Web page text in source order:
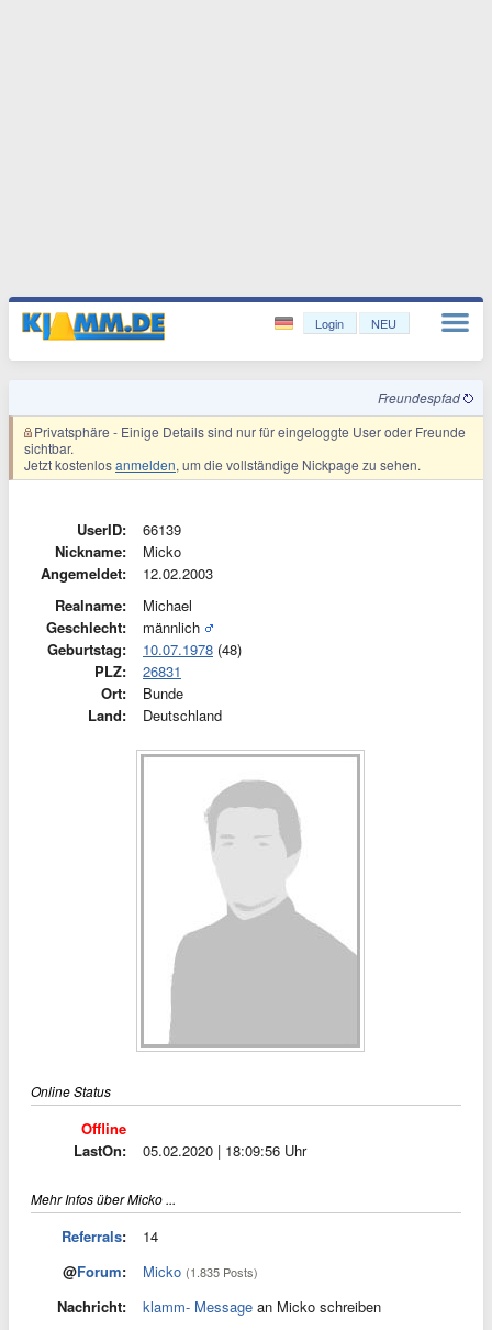
Login NEU
Freundespfad
Privatsphäre - Einige Details sind nur für eingeloggte User oder Freunde
sichtbar.
Jetzt kostenlosanmelden, um die vollständige Nickpage zu sehen.
UserID:
66139
Nickname:
Micko
Angemeldet:
12.02.2003
Realname:
Michael
Geschlecht:
männlich
Geburtstag:
10.07.1978 (48)
PLZ:
26831
Ort:
Bunde
Land:
Deutschland
Online Status
Offline
LastOn:
05.02.2020 | 18:09:56 Uhr
Mehr Infos über Micko ...
Referrals:
14
@Forum: Micko (1.835 Posts)
Nachricht: klamm- Message an Micko schreiben